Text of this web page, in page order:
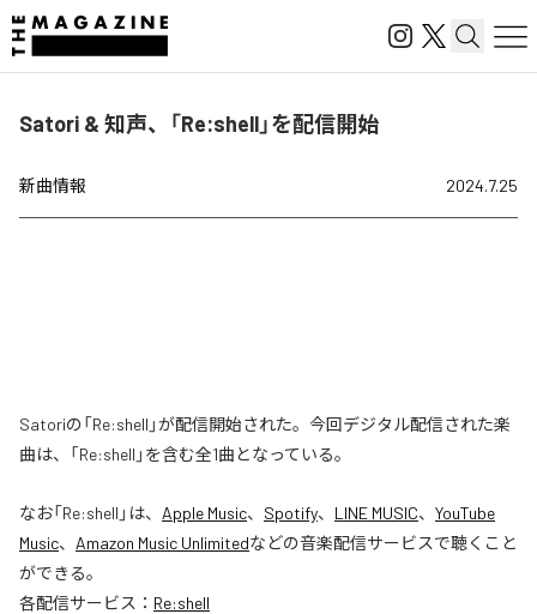
Satori & 知声、「Re:shell」を配信開始
新曲情報 2024.7.25
Satoriの「Re:shell」が配信開始された。今回デジタル配信された楽
曲は、「Re:shell」を含む全1曲となっている。
なお「Re:shell 」は、 Apple Music、 Spotify、 LINE MUSIC、 YouTube
Music、 Amazon Music Unlimitedなどの音楽配信サービスで聴くこと
ができる。
各配信サービス： Re:shell